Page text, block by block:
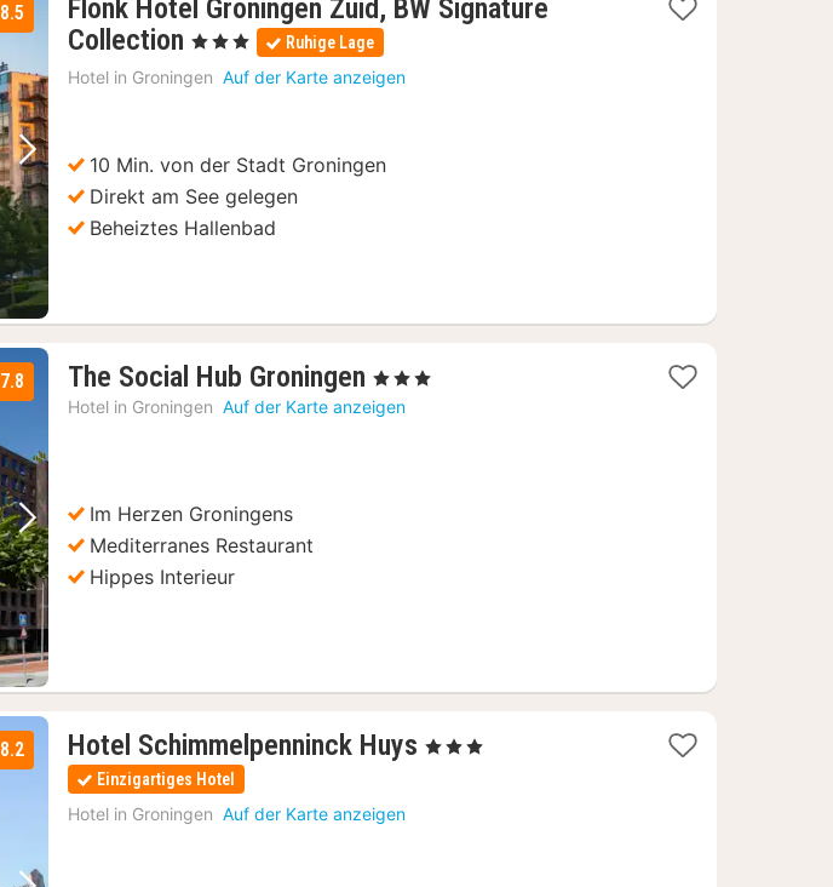
Nächstes Bild
8.5
Flonk Hotel Groningen Zuid, BW Signature
Collection 1
Nacht
ab
€
, 3 Sterne Ruhige Lage
Hotel in Groningen Auf der Karte anzeigen
10 Min. von der Stadt Groningen
Direkt am See gelegen
Beheiztes Hallenbad
Nächstes Bild
7.8 The Social Hub Groningen 1
Nacht
, 3 Sterne
Hotel in Groningen Auf der Karte anzeigen
Im Herzen Groningens
Mediterranes Restaurant
Hippes Interieur
8.2 Hotel Schimmelpenninck Huys 1
, 3 Sterne
Einzigartiges Hotel
Hotel in Groningen Auf der Karte anzeigen